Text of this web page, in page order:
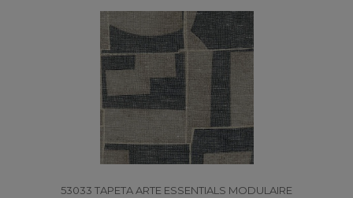
53033 TAPETA ARTE ESSENTIALS MODULAIRE